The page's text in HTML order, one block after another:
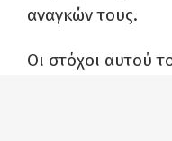
αναγκών τους.
Οι στόχοι αυτού